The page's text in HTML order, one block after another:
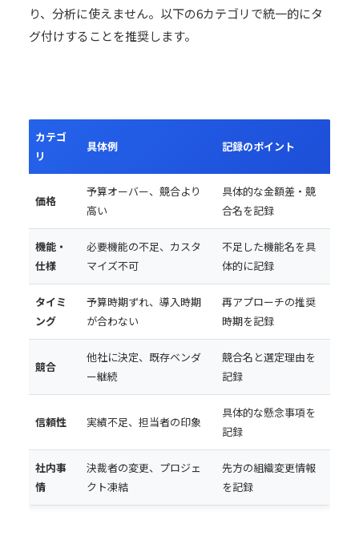
り、分析に使えません。以下の6カテゴリで統一的にタ
グ付けすることを推奨します。
カテゴ
リ
具体例 記録のポイント
価格
予算オーバー、競合より
高い
具体的な金額差・競
合名を記録
機能・
仕様
必要機能の不足、カスタ
マイズ不可
不足した機能名を具
体的に記録
タイミ
ング
予算時期ずれ、導入時期
が合わない
再アプローチの推奨
時期を記録
競合
他社に決定、既存ベンダ
ー継続
競合名と選定理由を
記録
信頼性 実績不足、担当者の印象
具体的な懸念事項を
記録
社内事
情
決裁者の変更、プロジェ
クト凍結
先方の組織変更情報
を記録